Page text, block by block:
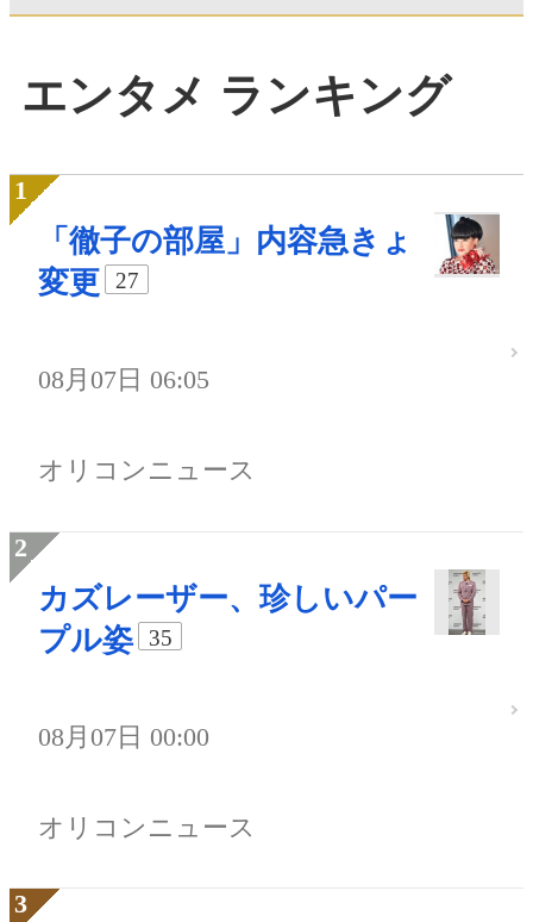
エンタメ ランキング
「徹子の部屋」内容急きょ
変更
27
08月07日 06:05
オリコンニュース
カズレーザー、珍しいパー
プル姿
35
08月07日 00:00
オリコンニュース